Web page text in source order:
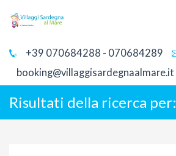
+39 070684288 - 070684289
booking@villaggisardegnaalmare.it
Risultati della ricerca per: